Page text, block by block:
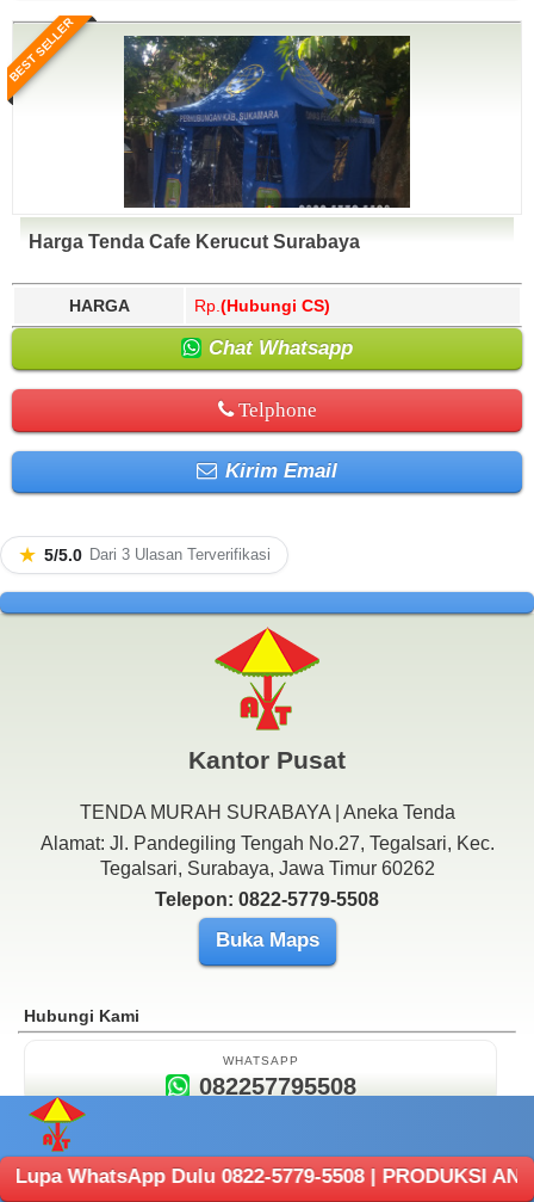
BEST SELLER
Harga Tenda Cafe Kerucut Surabaya
HARGA Rp. (Hubungi CS)
Chat Whatsapp
Telphone
Kirim Email
★ 5/5.0 Dari 3 Ulasan Terverifikasi
Kantor Pusat
TENDA MURAH SURABAYA | Aneka Tenda
Alamat: Jl. Pandegiling Tengah No.27, Tegalsari, Kec.
Tegalsari, Surabaya, Jawa Timur 60262
Telepon: 0822-5779-5508
Buka Maps
Hubungi Kami
WHATSAPP
082257795508
Contact Email
Dulu 0822-5779-5508 | PRODUKSI ANEKA